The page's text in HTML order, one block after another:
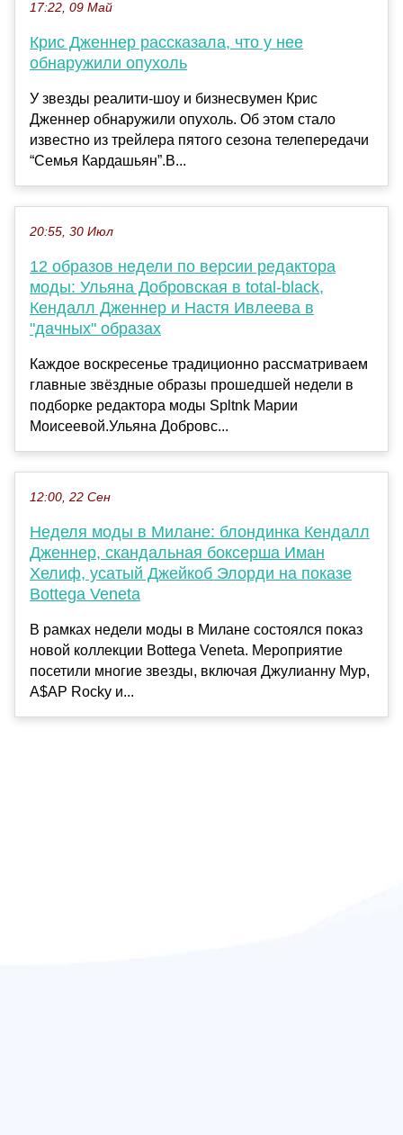
17:22, 09 Май
Крис Дженнер рассказала, что у нее
обнаружили опухоль
У звезды реалити-шоу и бизнесвумен Крис
Дженнер обнаружили опухоль. Об этом стало
известно из трейлера пятого сезона телепередачи
“Семья Кардашьян”.В...
20:55, 30 Июл
12 образов недели по версии редактора
моды: Ульяна Добровская в total-black,
Кендалл Дженнер и Настя Ивлеева в
"дачных" образах
Каждое воскресенье традиционно рассматриваем
главные звёздные образы прошедшей недели в
подборке редактора моды Spltnk Марии
Моисеевой.Ульяна Добровс...
12:00, 22 Сен
Неделя моды в Милане: блондинка Кендалл
Дженнер, скандальная боксерша Иман
Хелиф, усатый Джейкоб Элорди на показе
Bottega Veneta
В рамках недели моды в Милане состоялся показ
новой коллекции Bottega Veneta. Мероприятие
посетили многие звезды, включая Джулианну Мур,
A$AP Rocky и...